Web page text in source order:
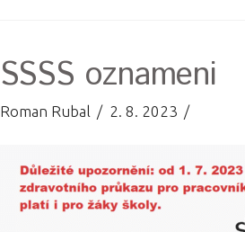
SSSS oznameni
Roman Rubal 2. 8. 2023